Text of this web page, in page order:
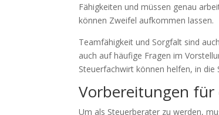
Fähigkeiten und müssen genau
können Zweifel aufkommen lassen.
Teamfähigkeit und Sorgfalt sind
auch auf häufige Fragen im
Steuerfachwirt können helfen, in
Vorbereitungen für
Um als Steuerberater zu werden,